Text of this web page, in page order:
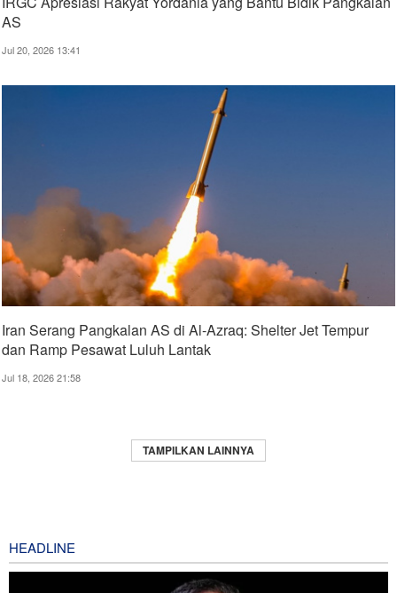
AS
Jul 20, 2026 13:41
Iran Serang Pangkalan AS di Al-Azraq: Shelter Jet Tempur
dan Ramp Pesawat Luluh Lantak
Jul 18, 2026 21:58
TAMPILKAN LAINNYA
HEADLINE